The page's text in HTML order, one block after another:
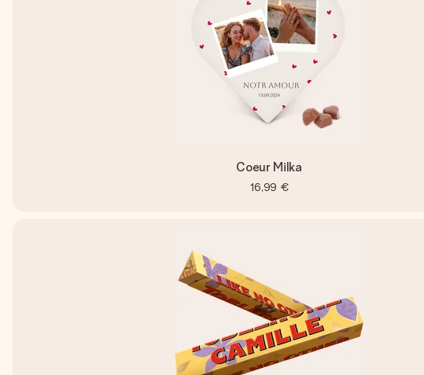
Coeur Milka
16,99 €